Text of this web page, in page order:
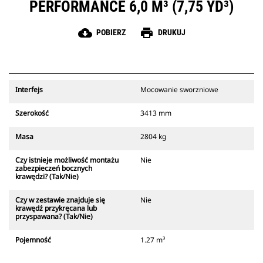
PERFORMANCE 6,0 M³ (7,75 YD³)
cloud_download POBIERZ print DRUKUJ
Interfejs Mocowanie sworzniowe
Szerokość 3413 mm
Masa 2804 kg
Czy istnieje możliwość montażu
zabezpieczeń bocznych
krawędzi? (Tak/Nie)
Nie
Czy w zestawie znajduje się
krawędź przykręcana lub
przyspawana? (Tak/Nie)
Nie
Pojemność 1.27 m³